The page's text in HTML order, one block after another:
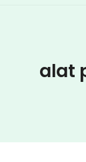
alat